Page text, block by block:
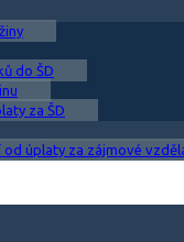
do ŠD
za ŠD
úplaty za zájmové